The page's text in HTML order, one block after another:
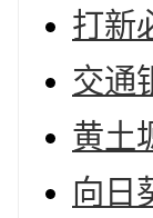
打新
交通
黄土
向日